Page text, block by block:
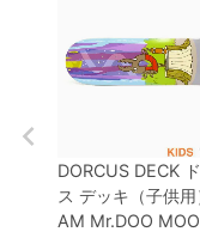
DORCUS DECK
ス デッキ（子供用
AM Mr.DOO